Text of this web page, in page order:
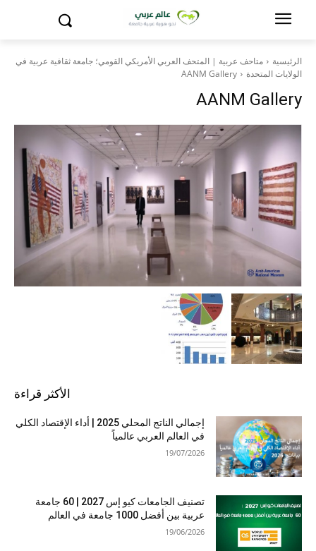
الرئيسية
متاحف عربية | المتحف العربي الأمريكي القومي؛ جامعة ثقافية عربية في
الولايات المتحدة
AANM Gallery
AANM Gallery
الأكثر قراءة
إجمالي الناتج المحلي 2025 | أداء الإقتصاد الكلي
في العالم العربي عالمياً
19/07/2026
تصنيف الجامعات كيو إس 2027 | 60 جامعة
عربية بين أفضل 1000 جامعة في العالم
19/06/2026